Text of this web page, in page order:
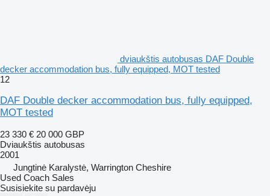
dviaukštis autobusas DAF Double
decker accommodation bus, fully equipped, MOT tested
12
DAF Double decker accommodation bus, fully equipped,
MOT tested
23 330 € 20 000 GBP
Dviaukštis autobusas
2001
Jungtinė Karalystė, Warrington Cheshire
Used Coach Sales
Susisiekite su pardavėju